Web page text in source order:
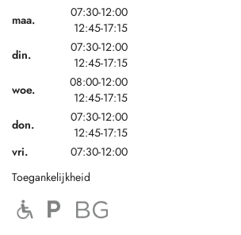
maa.
07:30-12:00
12:45-17:15
din.
07:30-12:00
12:45-17:15
woe.
08:00-12:00
12:45-17:15
don.
07:30-12:00
12:45-17:15
vri.
07:30-12:00
Toegankelijkheid